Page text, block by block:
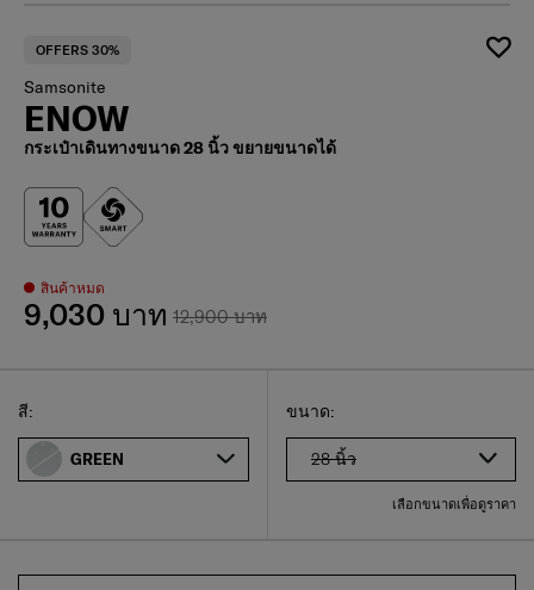
OFFERS 30%
Samsonite
ENOW
กระเป๋าเดินทางขนาด 28 นิ้ว ขยายขนาดได้
สินค้าหมด
12,900 บาท
9,030 บาท
เลือกขนาดของคุณ
Select
ขนาด:
28 นิ้ว
เลือกขนาดเพื่อดูราคา
Select
สี:
GREEN